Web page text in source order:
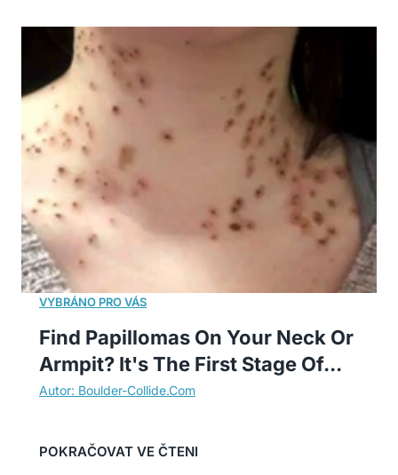
Find Papillomas On Your Neck Or
Armpit? It's The First Stage Of...